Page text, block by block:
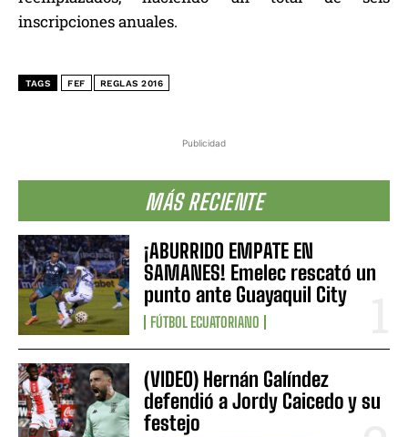
Publicidad
MÁS RECIENTE
¡ABURRIDO EMPATE EN
SAMANES! Emelec rescató un
punto ante Guayaquil City
FÚTBOL ECUATORIANO
(VIDEO) Hernán Galíndez
defendió a Jordy Caicedo y su
festejo
inscripciones anuales.
TAGS FEF REGLAS 2016